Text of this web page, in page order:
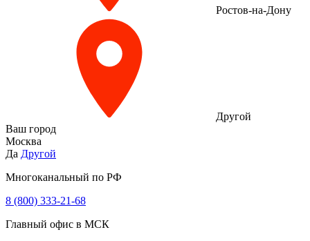
Ростов-на-Дону
Другой
Ваш город
Москва
Да Другой
Многоканальный по РФ
8 (800) 333‑21-68
Главный офис в МСК